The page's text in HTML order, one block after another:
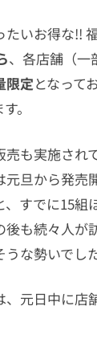
はお得すぎ
いお得な!!
、各店舗（一
限定となって
。
も実施され
元旦から発売
すでに15組
後も続々人が
な勢いでした
元日中に店